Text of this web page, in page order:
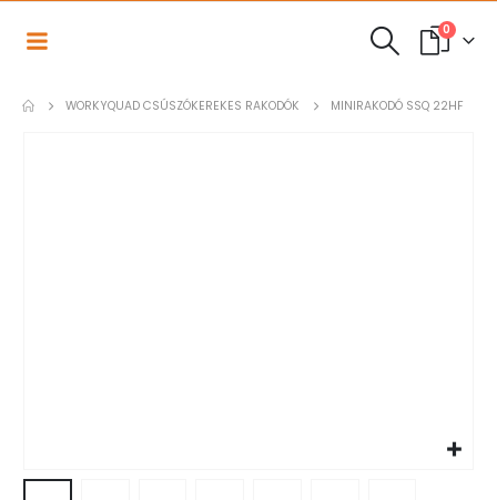
0
WORKYQUAD CSÚSZÓKEREKES RAKODÓK MINIRAKODÓ SSQ 22HF